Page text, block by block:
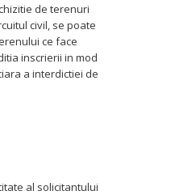
de terenuri
civil, se poate
ce face
inscrierii in mod
a interdictiei de
al solicitantului